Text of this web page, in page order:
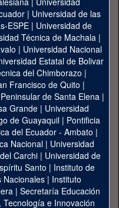
| Universidad de las
ESPE | Universidad de
Técnica de Machala|
| Universidad Nacional
Estatal de Bolivar
del Chimborazo |
Francisco de Quito |
de Santa Elena|
Grande | Universidad
de Guayaquil| Pontificia
del Ecuador - Ambato |
Nacional| Universidad
Carchi| Universidad de
Santo | Instituto de
Nacionales | Instituto
| Secretaría Educación
Tecnología e Innovación